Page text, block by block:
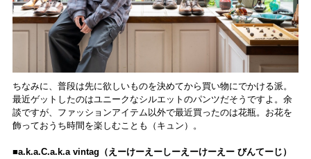
ちなみに、普段は先に欲しいものを決めてから買い物にでかける派。
最近ゲットしたのはユニークなシルエットのパンツだそうですよ。余
談ですが、ファッションアイテム以外で最近買ったのは花瓶。お花を
飾っておうち時間を楽しむことも（キュン）。
■a.k.a.C.a.k.a vintag（えーけーえーしーえーけーえー びんてーじ）